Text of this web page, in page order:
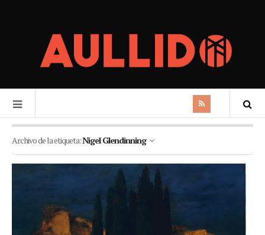
Archivo de la etiqueta:Nigel Glendinning